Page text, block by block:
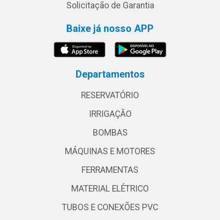
Solicitação de Garantia
Baixe já nosso APP
Departamentos
RESERVATÓRIO
IRRIGAÇÃO
BOMBAS
MÁQUINAS E MOTORES
FERRAMENTAS
MATERIAL ELÉTRICO
TUBOS E CONEXÕES PVC